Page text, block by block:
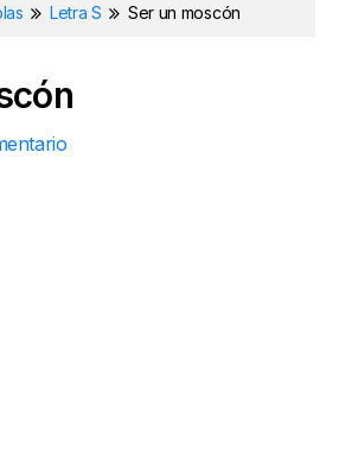
Letra S Ser un moscón